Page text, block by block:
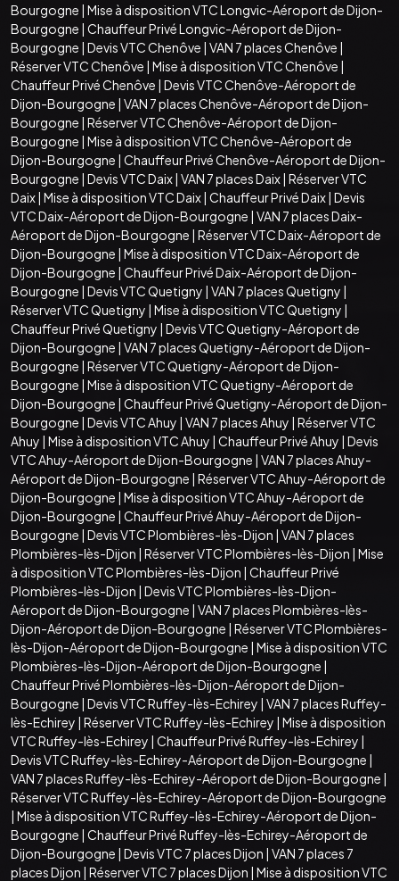
Bourgogne | Mise à disposition VTC Longvic-Aéroport de Dijon-
Bourgogne | Chauffeur Privé Longvic-Aéroport de Dijon-
Bourgogne | Devis VTC Chenôve | VAN 7 places Chenôve |
Réserver VTC Chenôve | Mise à disposition VTC Chenôve |
Chauffeur Privé Chenôve | Devis VTC Chenôve-Aéroport de
Dijon-Bourgogne | VAN 7 places Chenôve-Aéroport de Dijon-
Bourgogne | Réserver VTC Chenôve-Aéroport de Dijon-
Bourgogne | Mise à disposition VTC Chenôve-Aéroport de
Dijon-Bourgogne | Chauffeur Privé Chenôve-Aéroport de Dijon-
Bourgogne | Devis VTC Daix| VAN 7 places Daix| Réserver VTC
Daix| Mise à disposition VTC Daix| Chauffeur Privé Daix| Devis
VTC Daix-Aéroport de Dijon-Bourgogne | VAN 7 places Daix-
Aéroport de Dijon-Bourgogne | Réserver VTC Daix-Aéroport de
Dijon-Bourgogne | Mise à disposition VTC Daix-Aéroport de
Dijon-Bourgogne | Chauffeur Privé Daix-Aéroport de Dijon-
Bourgogne | Devis VTC Quetigny | VAN 7 places Quetigny |
Réserver VTC Quetigny | Mise à disposition VTC Quetigny |
Chauffeur Privé Quetigny | Devis VTC Quetigny-Aéroport de
Dijon-Bourgogne | VAN 7 places Quetigny-Aéroport de Dijon-
Bourgogne | Réserver VTC Quetigny-Aéroport de Dijon-
Bourgogne | Mise à disposition VTC Quetigny-Aéroport de
Dijon-Bourgogne | Chauffeur Privé Quetigny-Aéroport de Dijon-
Bourgogne | Devis VTC Ahuy | VAN 7 places Ahuy | Réserver VTC
Ahuy | Mise à disposition VTC Ahuy | Chauffeur Privé Ahuy | Devis
VTC Ahuy-Aéroport de Dijon-Bourgogne | VAN 7 places Ahuy-
Aéroport de Dijon-Bourgogne | Réserver VTC Ahuy-Aéroport de
Dijon-Bourgogne | Mise à disposition VTC Ahuy-Aéroport de
Dijon-Bourgogne | Chauffeur Privé Ahuy-Aéroport de Dijon-
Bourgogne | Devis VTC Plombières-lès-Dijon | VAN 7 places
Plombières-lès-Dijon | Réserver VTC Plombières-lès-Dijon | Mise
à disposition VTC Plombières-lès-Dijon | Chauffeur Privé
Plombières-lès-Dijon | Devis VTC Plombières-lès-Dijon-
Aéroport de Dijon-Bourgogne | VAN 7 places Plombières-lès-
Dijon-Aéroport de Dijon-Bourgogne | Réserver VTC Plombières-
lès-Dijon-Aéroport de Dijon-Bourgogne | Mise à disposition VTC
Plombières-lès-Dijon-Aéroport de Dijon-Bourgogne |
Chauffeur Privé Plombières-lès-Dijon-Aéroport de Dijon-
Bourgogne | Devis VTC Ruffey-lès-Echirey | VAN 7 places Ruffey-
lès-Echirey | Réserver VTC Ruffey-lès-Echirey | Mise à disposition
VTC Ruffey-lès-Echirey | Chauffeur Privé Ruffey-lès-Echirey |
Devis VTC Ruffey-lès-Echirey-Aéroport de Dijon-Bourgogne |
VAN 7 places Ruffey-lès-Echirey-Aéroport de Dijon-Bourgogne |
Réserver VTC Ruffey-lès-Echirey-Aéroport de Dijon-Bourgogne
| Mise à disposition VTC Ruffey-lès-Echirey-Aéroport de Dijon-
Bourgogne | Chauffeur Privé Ruffey-lès-Echirey-Aéroport de
Dijon-Bourgogne | Devis VTC 7 places Dijon | VAN 7 places 7
places Dijon | Réserver VTC 7 places Dijon | Mise à disposition VTC